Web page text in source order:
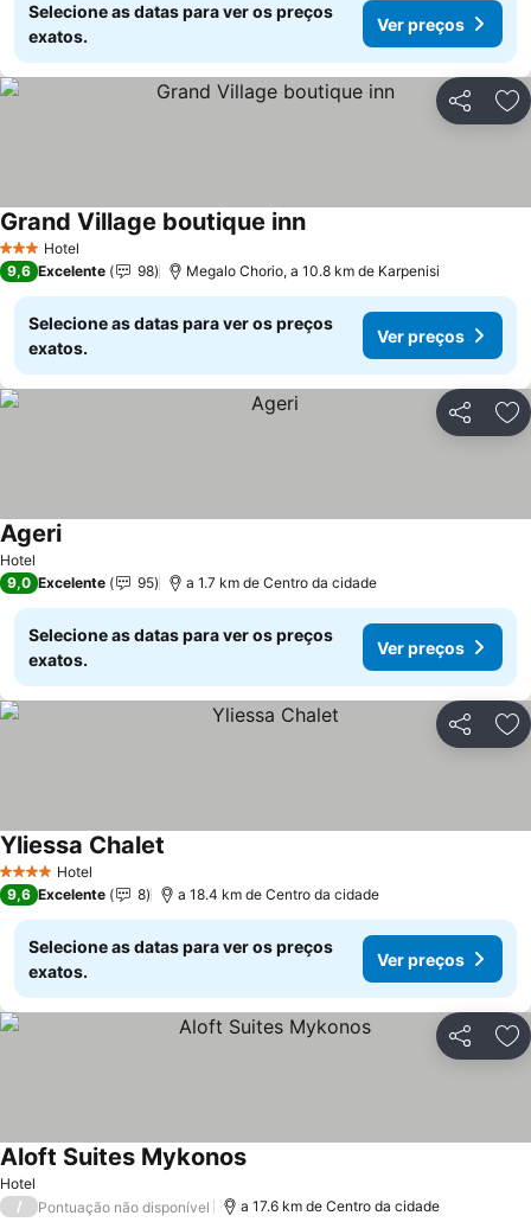
Selecione as datas para ver os preços
exatos.
Ver preços
Partilhar
3 EstrelasHotel
Grand Village boutique inn
9,6 Excelente 98 Megalo Chorio, a 10.8 km de Karpenisi
Selecione as datas para ver os preços
exatos.
Ver preços
Partilhar
Hotel
Ageri
9,0 Excelente 95 a 1.7 km de Centro da cidade
Selecione as datas para ver os preços
exatos.
Ver preços
Partilhar
4 EstrelasHotel
Yliessa Chalet
9,6 Excelente 8 a 18.4 km de Centro da cidade
Selecione as datas para ver os preços
exatos.
Ver preços
Partilhar
Hotel
Aloft Suites Mykonos
/ Pontuação não disponível a 17.6 km de Centro da cidade